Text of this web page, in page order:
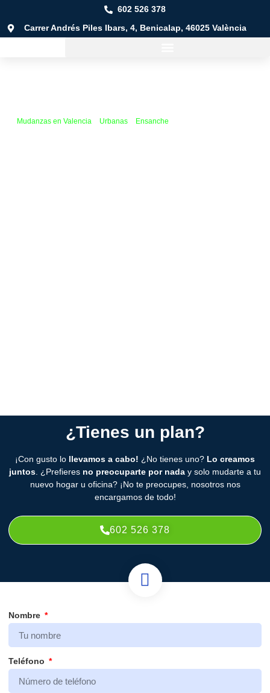
602 526 378
Carrer Andrés Piles Ibars, 4, Benicalap, 46025 València
Mudanzas en Valencia Urbanas Ensanche
¿Tienes un plan?
¡Con gusto lo llevamos a cabo! ¿No tienes uno? Lo creamos
juntos . ¿Prefieres no preocuparte por nada y solo mudarte a tu
nuevo hogar u oficina? ¡No te preocupes, nosotros nos
encargamos de todo!
602 526 378
Nombre
Teléfono